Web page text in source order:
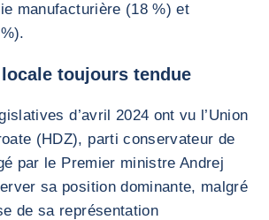
manufacturière (18 %) et
toujours tendue
d’avril 2024 ont vu l’Union
(HDZ), parti conservateur de
par le Premier ministre Andrej
sa position dominante, malgré
de sa représentation